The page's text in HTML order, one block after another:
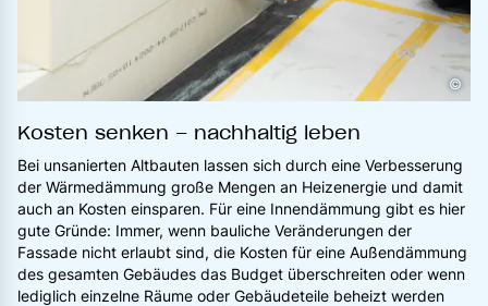
Kosten senken – nachhaltig leben
Bei unsanierten Altbauten lassen sich durch eine Verbesserung
der Wärmedämmung große Mengen an Heizenergie und damit
auch an Kosten einsparen. Für eine Innendämmung gibt es hier
gute Gründe: Immer, wenn bauliche Veränderungen der
Fassade nicht erlaubt sind, die Kosten für eine Außendämmung
des gesamten Gebäudes das Budget überschreiten oder wenn
lediglich einzelne Räume oder Gebäudeteile beheizt werden
©